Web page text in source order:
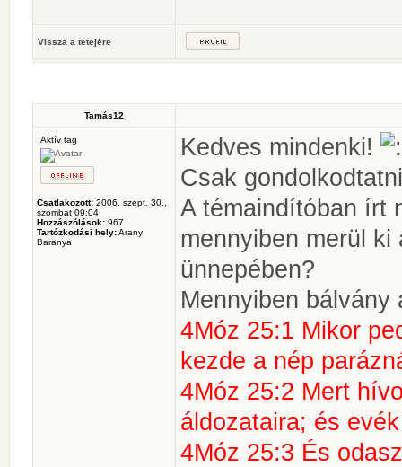
Vissza a tetejére
Tamás12
Aktív tag
Csatlakozott: 2006. szept. 30.,
szombat 09:04
Hozzászólások: 967
Tartózkodási hely:Arany
Baranya
Kedves mindenki!
Csak
A témaindítóban írt
mennyiben merül
ünnepében?
Mennyiben bálvány
4Móz 25:1 Mikor
kezde a nép
4Móz 25:2 Mert
áldozataira; és
4Móz 25:3 És